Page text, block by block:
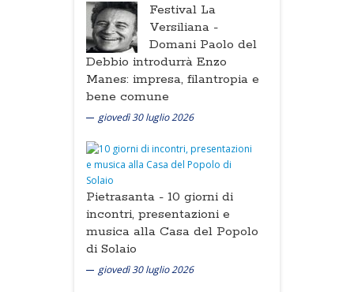
Festival La
Versiliana -
Domani Paolo del
Debbio introdurrà Enzo
Manes: impresa, filantropia e
bene comune
giovedì 30 luglio 2026
Pietrasanta - 10 giorni di
incontri, presentazioni e
musica alla Casa del Popolo
di Solaio
giovedì 30 luglio 2026